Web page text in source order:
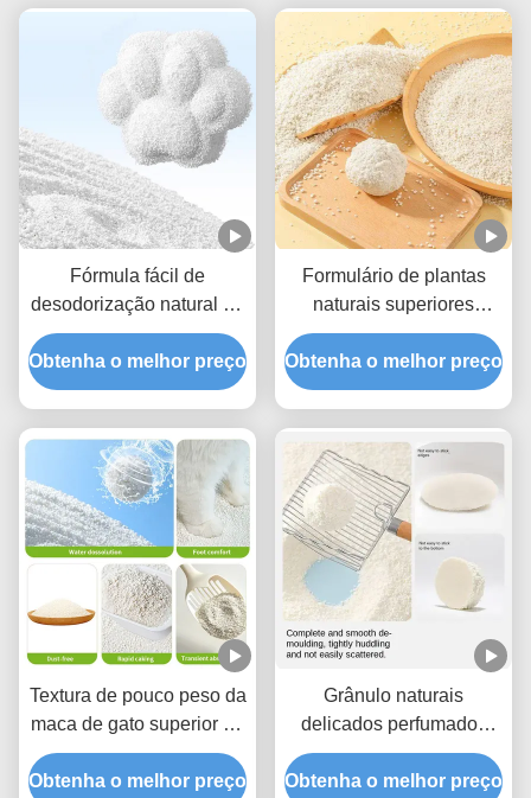
Fórmula fácil de
desodorização natural da
maca de gato da
mandioca da baixa poeira
super absorvente
Obtenha o melhor preço
Formulário de plantas
naturais superiores
Cassava Cat Litter com
reduzida poeira e forte
aglomeração
Obtenha o melhor preço
Textura de pouco peso da
maca de gato superior da
mandioca do agregado
familiar com capacidade
Obtenha o melhor preço
Grânulo naturais
delicados perfumados
frescos da maca de gato
da mandioca com
Obtenha o melhor preço